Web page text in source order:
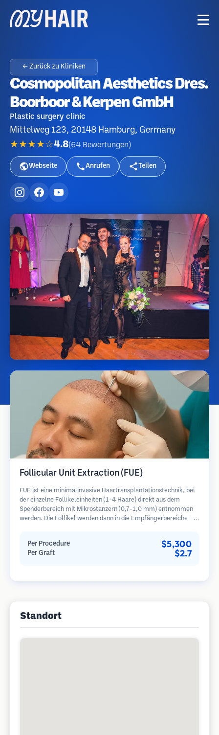
← Zurück zu Kliniken
Cosmopolitan Aesthetics Dres.
Boorboor & Kerpen GmbH
Plastic surgery clinic
Mittelweg 123, 20148 Hamburg, Germany
★★★★☆4.8(64 Bewertungen )
Webseite Anrufen Teilen
Follicular Unit Extraction (FUE)
FUE ist eine minimalinvasive Haartransplantationstechnik, bei
der einzelne Follikeleinheiten (1-4 Haare) direkt aus dem
Spenderbereich mit Mikrostanzern (0,7-1,0 mm) entnommen
werden. Die Follikel werden dann in die Empfängerbereiche in
im Vergleich zu Streifenentnahmemethoden.
Per Procedure $5,300
Per Graft $2.7
Standort